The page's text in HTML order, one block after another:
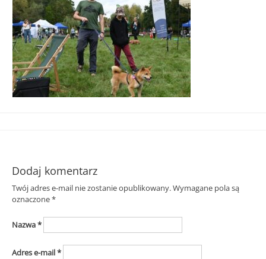
Śląska
Dodaj komentarz
Twój adres e-mail nie zostanie opublikowany.Wymagane pola są
oznaczone*
Nazwa*
Adres e-mail*